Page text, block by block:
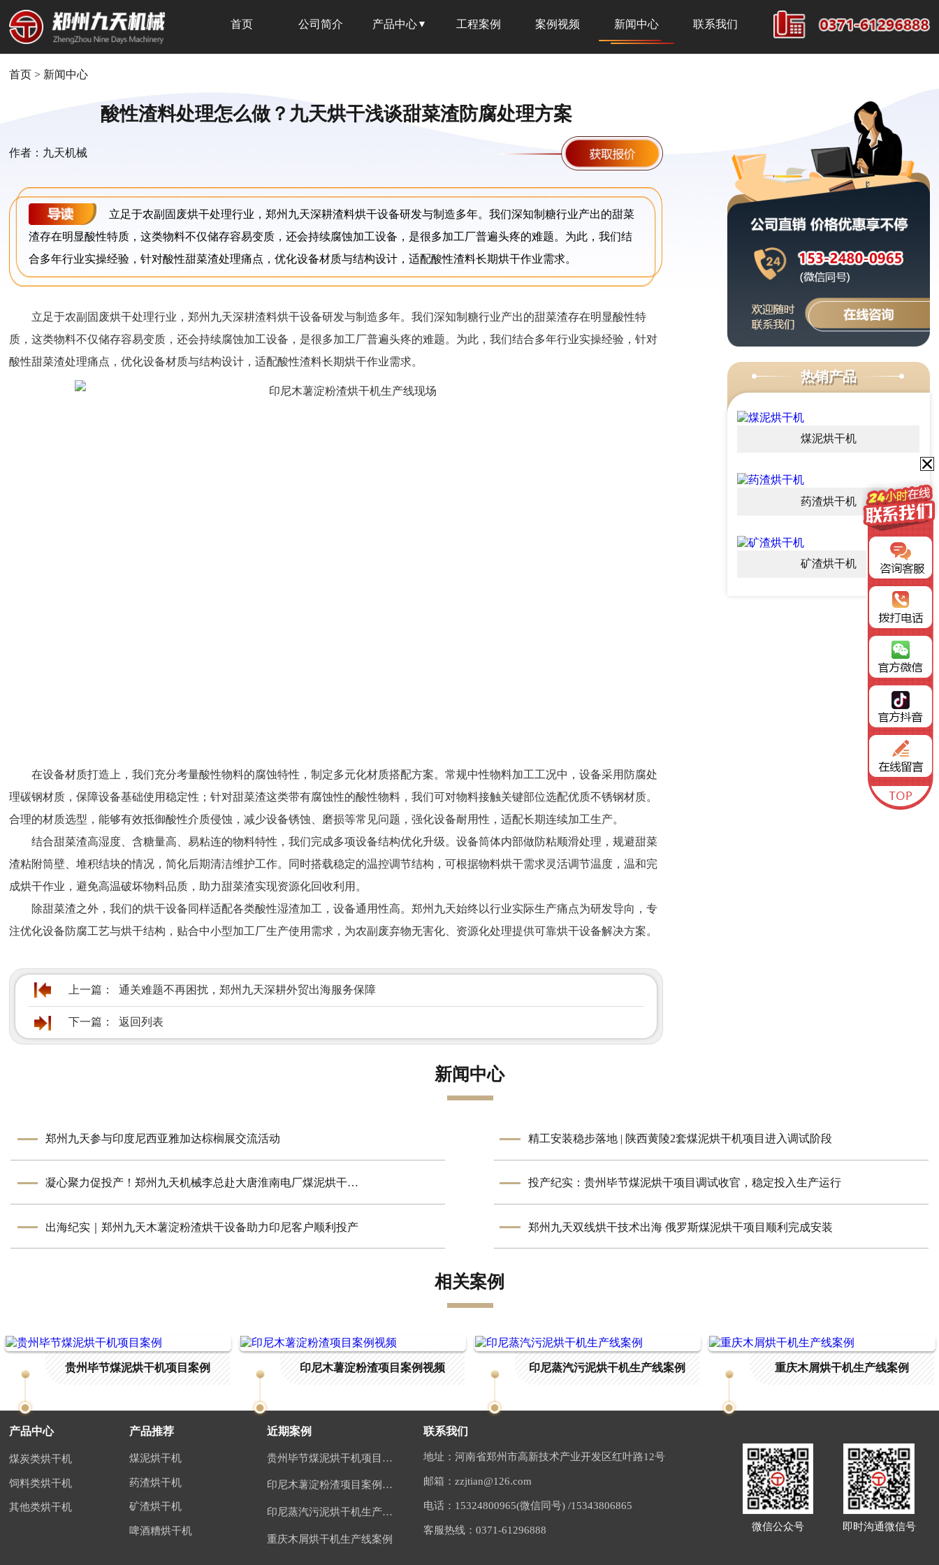
首页 公司简介 产品中心 工程案例 案例视频 新闻中心 联系我们
首页 > 新闻中心
酸性渣料处理怎么做？九天烘干浅谈甜菜渣防腐处理方案
作者：九天机械
立足于农副固废烘干处理行业，郑州九天深耕渣料烘干设备研发与制造多年。我们深知制糖行业产出的甜菜
渣存在明显酸性特质，这类物料不仅储存容易变质，还会持续腐蚀加工设备，是很多加工厂普遍头疼的难题。为此，我们结
合多年行业实操经验，针对酸性甜菜渣处理痛点，优化设备材质与结构设计，适配酸性渣料长期烘干作业需求。
立足于农副固废烘干处理行业，郑州九天深耕渣料烘干设备研发与制造多年。我们深知制糖行业产出的甜菜渣存在明显酸性特
质，这类物料不仅储存容易变质，还会持续腐蚀加工设备，是很多加工厂普遍头疼的难题。为此，我们结合多年行业实操经验，针对
酸性甜菜渣处理痛点，优化设备材质与结构设计，适配酸性渣料长期烘干作业需求。
在设备材质打造上，我们充分考量酸性物料的腐蚀特性，制定多元化材质搭配方案。常规中性物料加工工况中，设备采用防腐处
理碳钢材质，保障设备基础使用稳定性；针对甜菜渣这类带有腐蚀性的酸性物料，我们可对物料接触关键部位选配优质不锈钢材质。
合理的材质选型，能够有效抵御酸性介质侵蚀，减少设备锈蚀、磨损等常见问题，强化设备耐用性，适配长期连续加工生产。
结合甜菜渣高湿度、含糖量高、易粘连的物料特性，我们完成多项设备结构优化升级。设备筒体内部做防粘顺滑处理，规避甜菜
渣粘附筒壁、堆积结块的情况，简化后期清洁维护工作。同时搭载稳定的温控调节结构，可根据物料烘干需求灵活调节温度，温和完
成烘干作业，避免高温破坏物料品质，助力甜菜渣实现资源化回收利用。
除甜菜渣之外，我们的烘干设备同样适配各类酸性湿渣加工，设备通用性高。郑州九天始终以行业实际生产痛点为研发导向，专
注优化设备防腐工艺与烘干结构，贴合中小型加工厂生产使用需求，为农副废弃物无害化、资源化处理提供可靠烘干设备解决方案。
上一篇： 通关难题不再困扰，郑州九天深耕外贸出海服务保障
下一篇： 返回列表
热销产品
煤泥烘干机
药渣烘干机
矿渣烘干机
新闻中心
郑州九天参与印度尼西亚雅加达棕榈展交流活动 精工安装稳步落地 | 陕西黄陵2套煤泥烘干机项目进入调试阶段
凝心聚力促投产！郑州九天机械李总赴大唐淮南电厂煤泥烘干项目现场考察 投产纪实：贵州毕节煤泥烘干项目调试收官，稳定投入生产运行
出海纪实｜郑州九天木薯淀粉渣烘干设备助力印尼客户顺利投产 郑州九天双线烘干技术出海 俄罗斯煤泥烘干项目顺利完成安装
相关案例
贵州毕节煤泥烘干机项目案例 印尼木薯淀粉渣项目案例视频 印尼蒸汽污泥烘干机生产线案例 重庆木屑烘干机生产线案例
产品中心
煤炭类烘干机
饲料类烘干机
其他类烘干机
产品推荐
煤泥烘干机
药渣烘干机
矿渣烘干机
啤酒糟烘干机
近期案例
贵州毕节煤泥烘干机项目案例
印尼木薯淀粉渣项目案例视频
印尼蒸汽污泥烘干机生产线案例
重庆木屑烘干机生产线案例
联系我们
地址：河南省郑州市高新技术产业开发区红叶路12号
邮箱：zzjtian@126.com
电话：15324800965(微信同号) /15343806865
客服热线：0371-61296888 微信公众号 即时沟通微信号